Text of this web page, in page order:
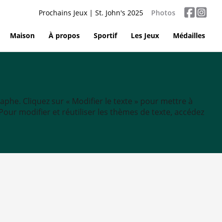
Prochains Jeux | St. John's 2025 Photos
Maison À propos Sportif Les Jeux Médailles
Cliquez sur « Modifier le texte » pour mettre à
modifier et réutiliser les thèmes de texte, accédez